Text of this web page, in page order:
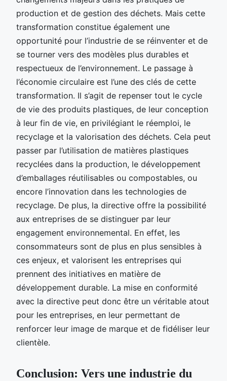
production et de gestion des déchets. Mais cette
transformation constitue également une
opportunité pour l’industrie de se réinventer et de
se tourner vers des modèles plus durables et
respectueux de l’environnement. Le passage à
l’économie circulaire est l’une des clés de cette
transformation. Il s’agit de repenser tout le cycle
de vie des produits plastiques, de leur conception
à leur fin de vie, en privilégiant le réemploi, le
recyclage et la valorisation des déchets. Cela peut
passer par l’utilisation de matières plastiques
recyclées dans la production, le développement
d’emballages réutilisables ou compostables, ou
encore l’innovation dans les technologies de
recyclage. De plus, la directive offre la possibilité
aux entreprises de se distinguer par leur
engagement environnemental. En effet, les
consommateurs sont de plus en plus sensibles à
ces enjeux, et valorisent les entreprises qui
prennent des initiatives en matière de
développement durable. La mise en conformité
avec la directive peut donc être un véritable atout
pour les entreprises, en leur permettant de
renforcer leur image de marque et de fidéliser leur
clientèle.
Conclusion: Vers une industrie du